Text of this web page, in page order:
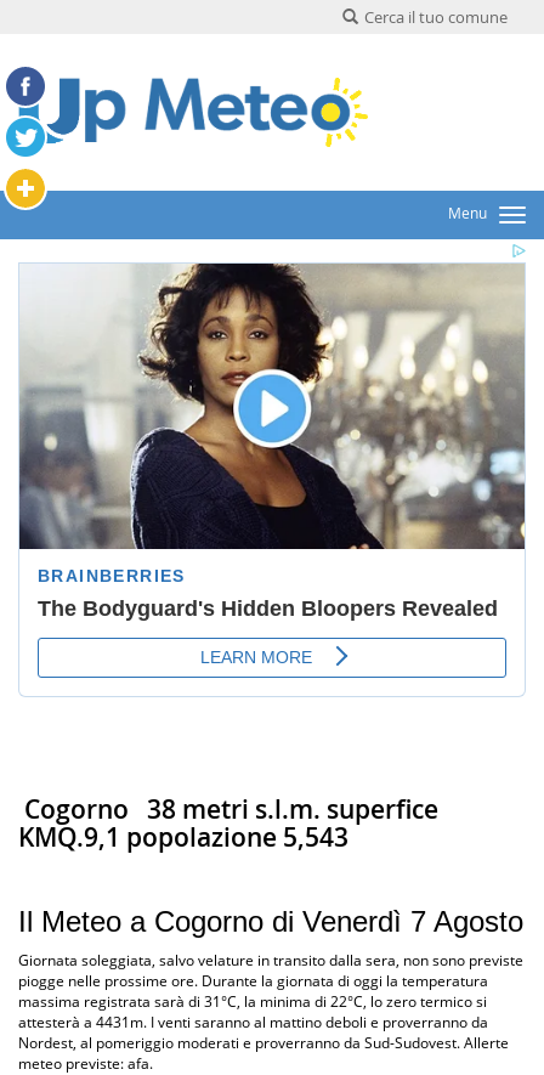
Cerca il tuo comune
Menu
Cogorno 38 metri s.l.m. superfice
KMQ.9,1 popolazione 5,543
Il Meteo a Cogorno di Venerdì 7 Agosto
Giornata soleggiata, salvo velature in transito dalla sera, non sono previste
piogge nelle prossime ore. Durante la giornata di oggi la temperatura
massima registrata sarà di 31°C, la minima di 22°C, lo zero termico si
attesterà a 4431m. I venti saranno al mattino deboli e proverranno da
Nordest, al pomeriggio moderati e proverranno da Sud-Sudovest. Allerte
meteo previste: afa.